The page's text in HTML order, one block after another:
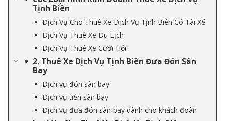
Tịnh Biên
Dịch Vụ Cho Thuê Xe Dịch Vụ Tịnh Biên Có Tài Xế
Dịch Vụ Thuê Xe Du Lịch
Dịch Vụ Thuê Xe Cưới Hỏi
2. Thuê Xe Dịch Vụ Tịnh Biên Đưa Đón Sân
Bay
Dịch vụ đón sân bay
Dịch vụ tiễn sân bay
Dịch vụ đưa đón sân bay dành cho khách đoàn